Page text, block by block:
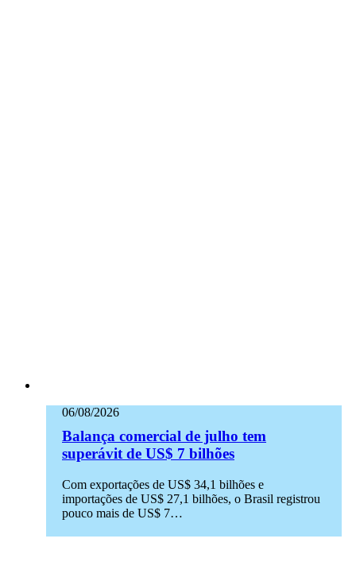
06/08/2026
Balança comercial de julho tem
superávit de US$ 7 bilhões
Com exportações de US$ 34,1 bilhões e
importações de US$ 27,1 bilhões, o Brasil registrou
pouco mais de US$ 7…